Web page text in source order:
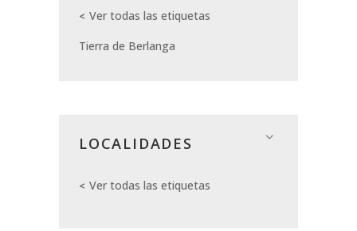
Ver todas las etiquetas
Tierra de Berlanga
LOCALIDADES
Ver todas las etiquetas